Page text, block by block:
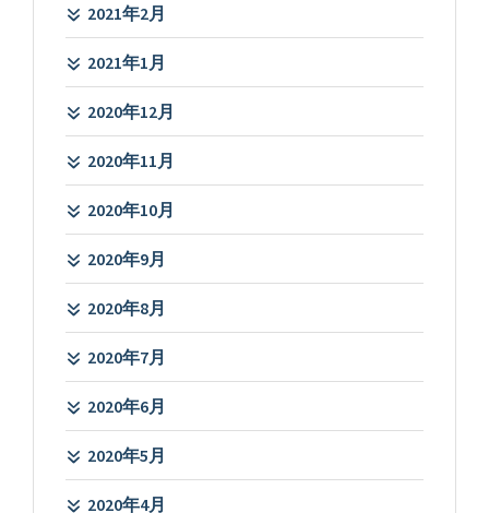
2021年2月
2021年1月
2020年12月
2020年11月
2020年10月
2020年9月
2020年8月
2020年7月
2020年6月
2020年5月
2020年4月